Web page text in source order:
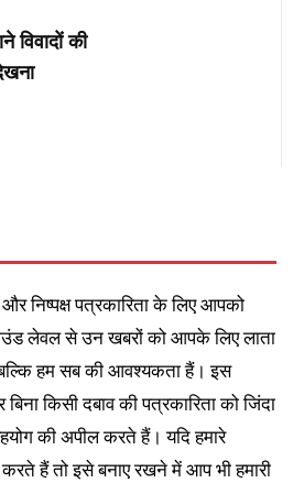
विवादों की
निष्पक्ष पत्रकारिता के लिए आपको
लेवल से उन खबरों को आपके लिए लाता
हम सब की आवश्यकता हैं। इस
किसी दबाव की पत्रकारिता को जिंदा
की अपील करते हैं। यदि हमारे
हैं तो इसे बनाए रखने में आप भी हमारी